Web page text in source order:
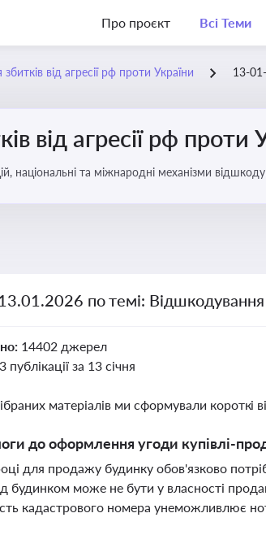
Про проєкт Всі Теми
від агресії рф проти України 13-
від агресії рф проти
національні та міжнародні механізми
по темі: Відшкодування
14402 джерел
3 публікації за 13 січня
матеріалів ми сформували короткі
до оформлення угоди купівлі-
для продажу будинку обов'язково
будинком може не бути у власності
кадастрового номера унеможливлює